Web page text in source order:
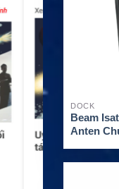
DOCK
Beam
Anten